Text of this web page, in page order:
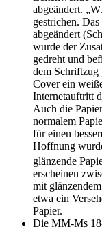
abgeändert.
gestrichen.
abgeändert
wurde der
gedreht und
dem
Cover ein
Internetauftritt
Auch die
normalem
für einen
Hoffnung
glänzende
erscheinen
mit
etwa ein
Papier.
Die MM-Ms